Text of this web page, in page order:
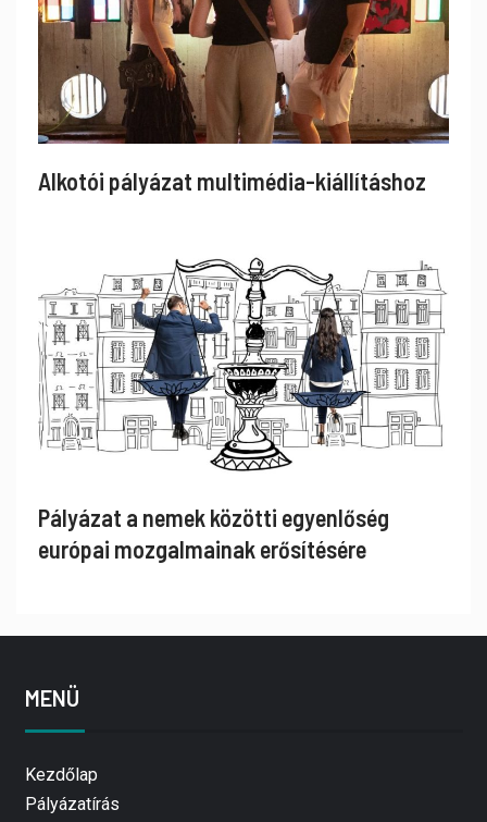
Alkotói pályázat multimédia-kiállításhoz
Pályázat a nemek közötti egyenlőség
európai mozgalmainak erősítésére
MENÜ
Kezdőlap
Pályázatírás